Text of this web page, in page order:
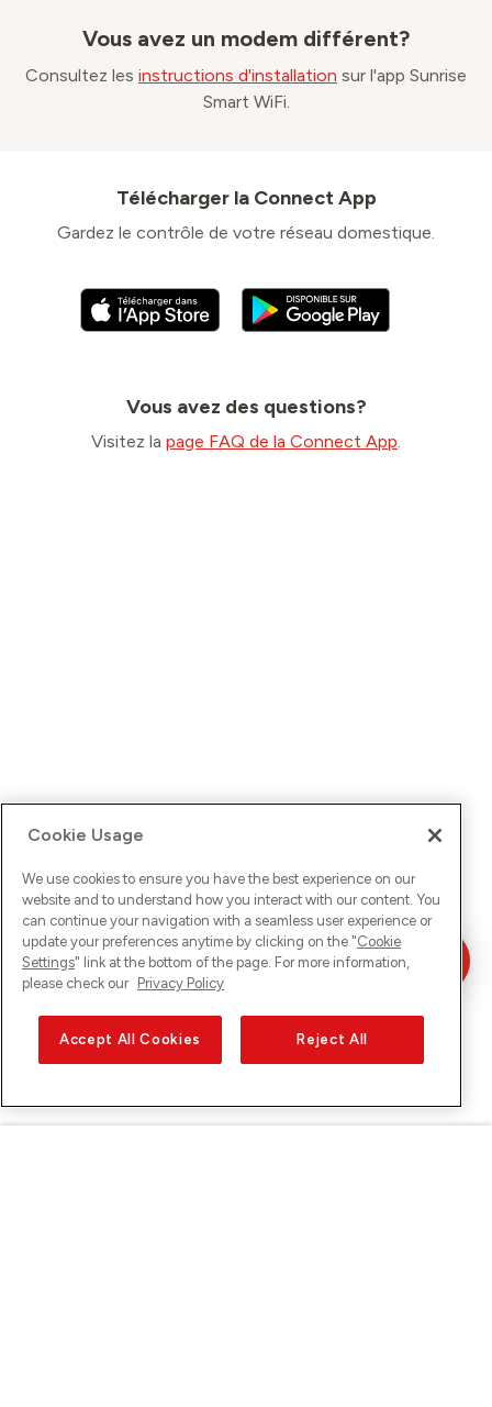
Vous avez un modem différent?
Consultez les instructions d'installation sur l'app Sunrise
Smart WiFi.
Télécharger la Connect App
Gardez le contrôle de votre réseau domestique.
Vous avez des questions?
Visitez la page FAQ de la Connect App.
Cookie Usage
We use cookies to ensure you have the best experience on our
website and to understand how you interact with our content. You
can continue your navigation with a seamless user experience or
update your preferences anytime by clicking on the "Cookie
Settings" link at the bottom of the page. For more information,
please check our Privacy Policy
Accept All Cookies Reject All